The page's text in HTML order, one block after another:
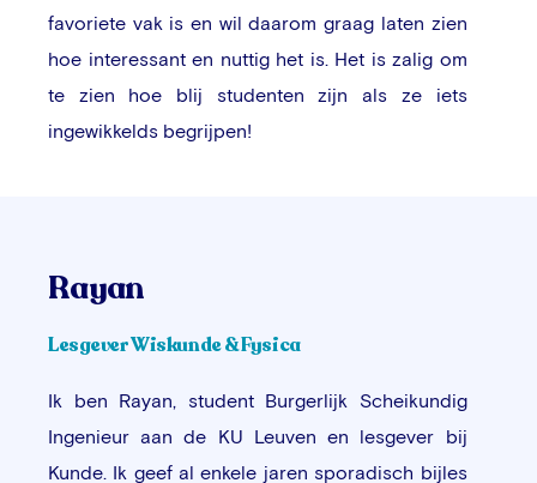
favoriete vak is en wil daarom graag laten zien
hoe interessant en nuttig het is. Het is zalig om
te zien hoe blij studenten zijn als ze iets
ingewikkelds begrijpen!
Rayan
Lesgever Wiskunde & Fysica
Ik ben Rayan, student Burgerlijk Scheikundig
Ingenieur aan de KU Leuven en lesgever bij
Kunde. Ik geef al enkele jaren sporadisch bijles